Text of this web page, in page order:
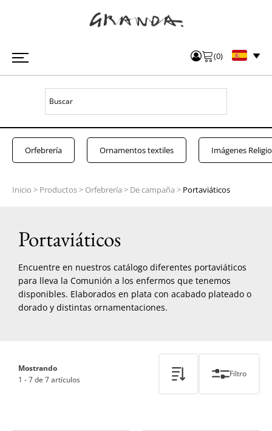
(0)
Orfebrería Ornamentos textiles Imágenes
Inicio > Productos> Orfebrería > De campaña > Portaviáticos
Portaviáticos
Encuentre en nuestros catálogo diferentes portaviáticos
para lleva la Comunión a los enfermos que tenemos
disponibles. Elaborados en plata con acabado plateado o
dorado y distintas ornamentaciones.
Mostrando
1 - 7 de 7 artículos
Filtro